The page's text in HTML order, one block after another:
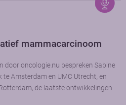
mammacarcinoom
door oncologie.nu bespreken Sabine
Amsterdam en UMC Utrecht, en
de laatste ontwikkelingen